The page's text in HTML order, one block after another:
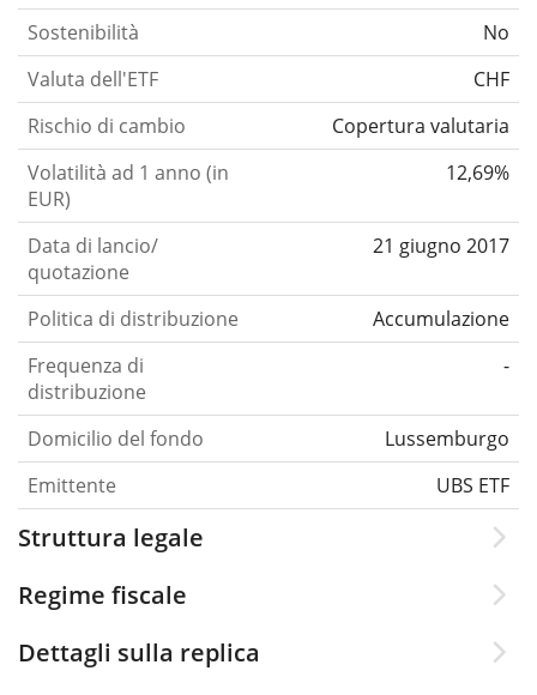
Sostenibilità
No
Valuta dell'ETF
CHF
Rischio di cambio
Copertura valutaria
Volatilità ad 1 anno (in
EUR)
12,69%
Data di lancio/
quotazione
21 giugno 2017
Politica di distribuzione
Accumulazione
Frequenza di
distribuzione
-
Domicilio del fondo
Lussemburgo
Emittente
UBS ETF
Struttura legale
Regime fiscale
Dettagli sulla replica